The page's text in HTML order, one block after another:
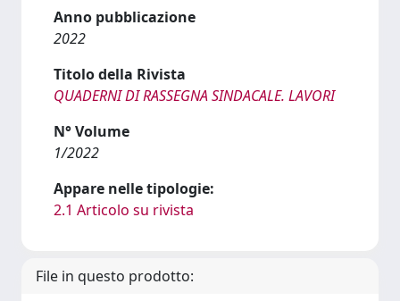
Anno pubblicazione
2022
Titolo della Rivista
QUADERNI DI RASSEGNA SINDACALE. LAVORI
N° Volume
1/2022
Appare nelle tipologie:
2.1 Articolo su rivista
File in questo prodotto: